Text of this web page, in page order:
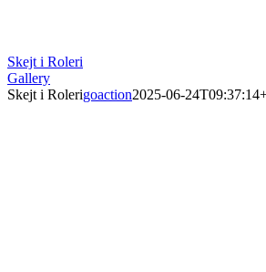
Skejt i Roleri
Gallery
Skejt i Rolerigoaction2025-06-